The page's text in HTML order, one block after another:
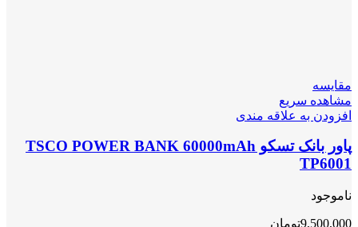
مقایسه
مشاهده سریع
افزودن به علاقه مندی
پاور بانک تسکو TSCO POWER BANK 60000mAh
TP6001
ناموجود
9,500,000تومان